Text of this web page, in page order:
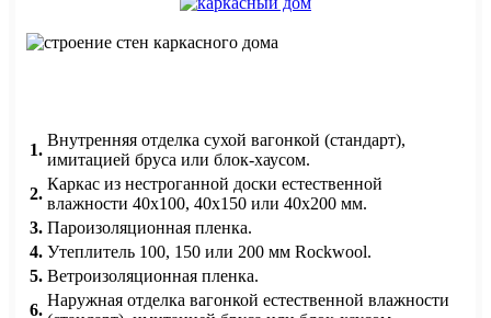
1.
Внутренняя отделка сухой вагонкой (стандарт),
имитацией бруса или блок-хаусом.
2.
Каркас из нестроганной доски естественной
влажности 40х100, 40х150 или 40х200 мм.
3. Пароизоляционная пленка.
4. Утеплитель 100, 150 или 200 мм Rockwool.
5. Ветроизоляционная пленка.
6.
Наружная отделка вагонкой естественной влажности